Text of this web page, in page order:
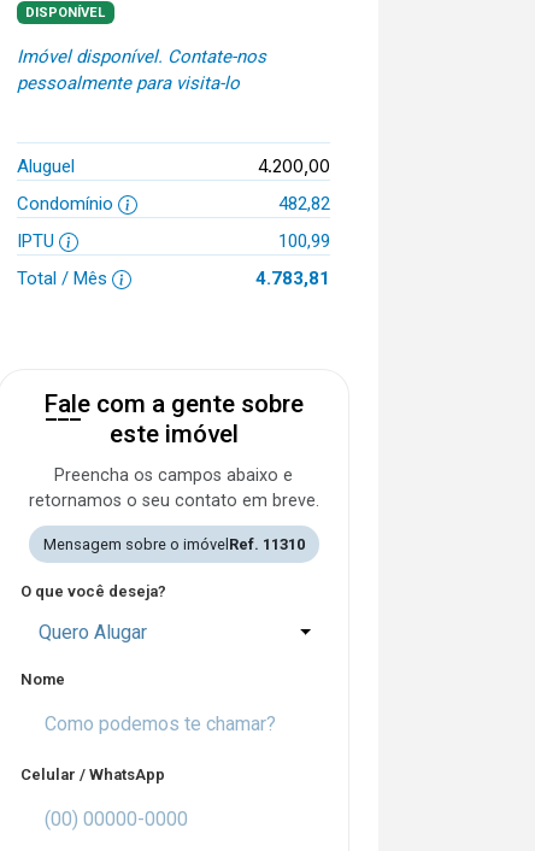
DISPONÍVEL
Imóvel disponível. Contate-nos
pessoalmente para visita-lo
Aluguel 4.200,00
Condomínio
482,82
IPTU
100,99
Total / Mês
4.783,81
Fale com a gente sobre
este imóvel
Preencha os campos abaixo e
retornamos o seu contato em breve.
Mensagem sobre o imóvel Ref. 11310
O que você deseja?
Quero Alugar
Nome
Celular / WhatsApp